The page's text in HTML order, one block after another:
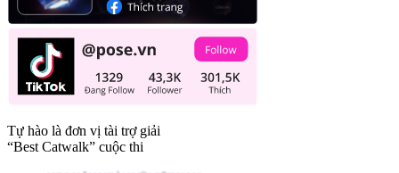
Tự hào là đơn vị tài trợ giải
“Best Catwalk” cuộc thi